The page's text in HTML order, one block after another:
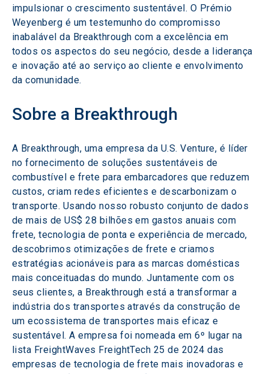
impulsionar o crescimento sustentável. O Prémio
Weyenberg é um testemunho do compromisso
inabalável da Breakthrough com a excelência em
todos os aspectos do seu negócio, desde a liderança
e inovação até ao serviço ao cliente e envolvimento
da comunidade.
Sobre a Breakthrough
A Breakthrough, uma empresa da U.S. Venture, é líder
no fornecimento de soluções sustentáveis de
combustível e frete para embarcadores que reduzem
custos, criam redes eficientes e descarbonizam o
transporte. Usando nosso robusto conjunto de dados
de mais de US$ 28 bilhões em gastos anuais com
frete, tecnologia de ponta e experiência de mercado,
descobrimos otimizações de frete e criamos
estratégias acionáveis para as marcas domésticas
mais conceituadas do mundo. Juntamente com os
seus clientes, a Breakthrough está a transformar a
indústria dos transportes através da construção de
um ecossistema de transportes mais eficaz e
sustentável. A empresa foi nomeada em 6º lugar na
lista FreightWaves FreightTech 25 de 2024 das
empresas de tecnologia de frete mais inovadoras e